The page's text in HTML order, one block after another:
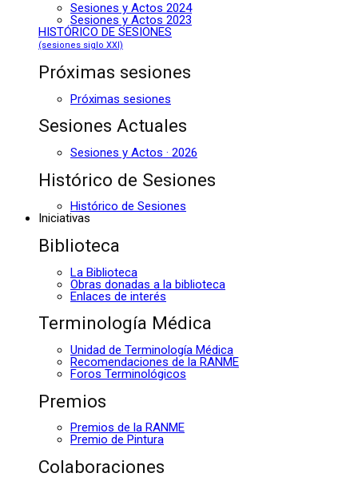
Sesiones y Actos 2024
Sesiones y Actos 2023
HISTÓRICO DE SESIONES
(sesiones siglo XXI)
Próximas sesiones
Próximas sesiones
Sesiones Actuales
Sesiones y Actos · 2026
Histórico de Sesiones
Histórico de Sesiones
Iniciativas
Biblioteca
La Biblioteca
Obras donadas a la biblioteca
Enlaces de interés
Terminología Médica
Unidad de Terminología Médica
Recomendaciones de la RANME
Foros Terminológicos
Premios
Premios de la RANME
Premio de Pintura
Colaboraciones